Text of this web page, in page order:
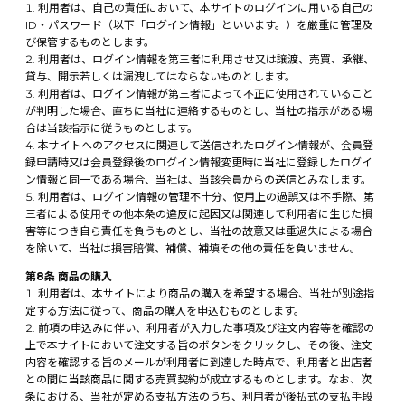
利用者は、自己の責任において、本サイトのログインに用いる自己の
ID・パスワード（以下「ログイン情報」といいます。）を厳重に管理及
び保管するものとします。
利用者は、ログイン情報を第三者に利用させ又は譲渡、売買、承継、
貸与、開示若しくは漏洩してはならないものとします。
利用者は、ログイン情報が第三者によって不正に使用されていること
が判明した場合、直ちに当社に連絡するものとし、当社の指示がある場
合は当該指示に従うものとします。
本サイトへのアクセスに関連して送信されたログイン情報が、会員登
録申請時又は会員登録後のログイン情報変更時に当社に登録したログイ
ン情報と同一である場合、当社は、当該会員からの送信とみなします。
利用者は、ログイン情報の管理不十分、使用上の過誤又は不手際、第
三者による使用その他本条の違反に起因又は関連して利用者に生じた損
害等につき自ら責任を負うものとし、当社の故意又は重過失による場合
を除いて、当社は損害賠償、補償、補填その他の責任を負いません。
第8条 商品の購入
利用者は、本サイトにより商品の購入を希望する場合、当社が別途指
定する方法に従って、商品の購入を申込むものとします。
前項の申込みに伴い、利用者が入力した事項及び注文内容等を確認の
上で本サイトにおいて注文する旨のボタンをクリックし、その後、注文
内容を確認する旨のメールが利用者に到達した時点で、利用者と出店者
との間に当該商品に関する売買契約が成立するものとします。なお、次
条における、当社が定める支払方法のうち、利用者が後払式の支払手段